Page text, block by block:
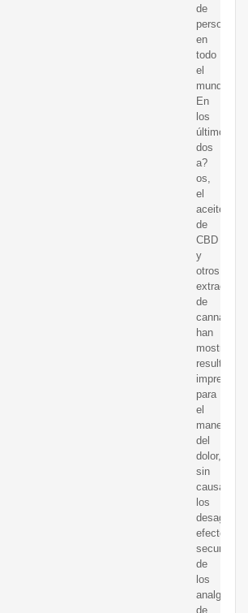
de
personas
en
todo
el
mundo.
En
los
últimos
dos
a?
os,
el
aceite
de
CBD
y
otros
extractos
de
cannabis
han
mostrado
resultados
para
el
manejo
del
dolor,
sin
causar
los
efectos
de
los
de